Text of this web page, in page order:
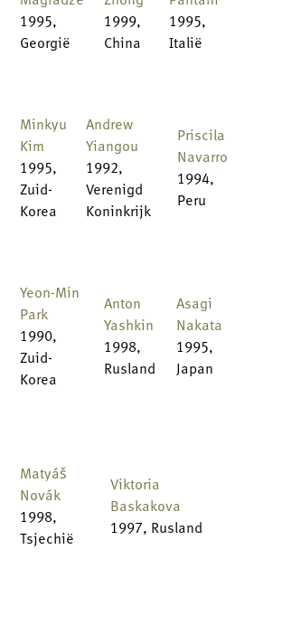
1995,
Georgië
1999,
China
1995,
Italië
Minkyu
Kim
1995,
Zuid-
Korea
Andrew
Yiangou
1992,
Verenigd
Koninkrijk
Priscila
Navarro
1994,
Peru
Yeon-Min
Park
1990,
Zuid-
Korea
Anton
Yashkin
1998,
Rusland
Asagi
Nakata
1995,
Japan
Matyáš
Novák
1998,
Tsjechië
Viktoria
Baskakova
1997, Rusland